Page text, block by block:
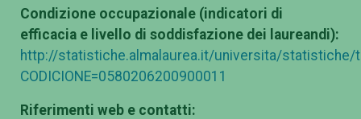
Condizione occupazionale (indicatori di
efficacia e livello di soddisfazione dei laureandi):
http://statistiche.almalaurea.it/universita/statistiche/
CODICIONE=0580206200900011
Riferimenti web e contatti: